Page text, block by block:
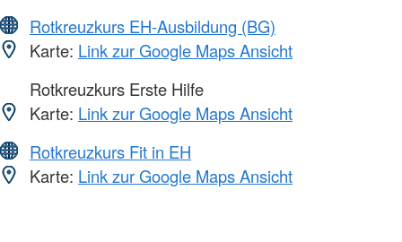
Rotkreuzkurs EH-Ausbildung (BG)
Karte: Link zur Google Maps Ansicht
Rotkreuzkurs Erste Hilfe
Karte: Link zur Google Maps Ansicht
Rotkreuzkurs Fit in EH
Karte: Link zur Google Maps Ansicht